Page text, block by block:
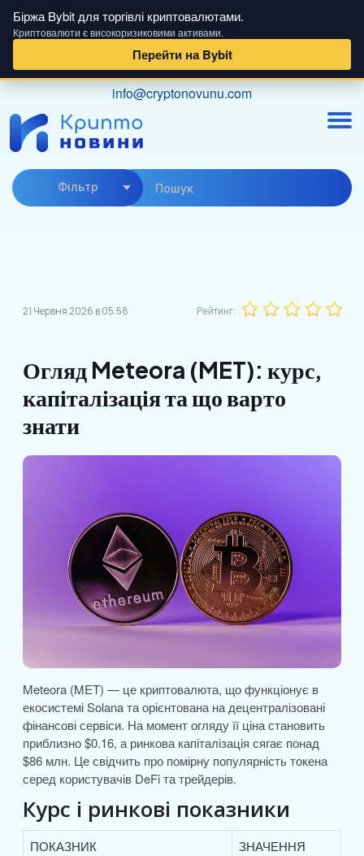
Біржа Bybit для торгівлі криптовалютами.
Криптовалюти є високоризиковими активами.
Перейти на Bybit
content
info@cryptonovunu.com
Фiльтр
21 Червня 2026 в 05:58 Рейтинг:
Огляд Meteora (MET): курс,
капіталізація та що варто
знати
Meteora (MET) — це криптовалюта, що функціонує в
екосистемі Solana та орієнтована на децентралізовані
фінансові сервіси. На момент огляду її ціна становить
приблизно $0.16, а ринкова капіталізація сягає понад
$86 млн. Це свідчить про помірну популярність токена
серед користувачів DeFi та трейдерів.
Курс і ринкові показники
ПОКАЗНИК
ЗНАЧЕННЯ